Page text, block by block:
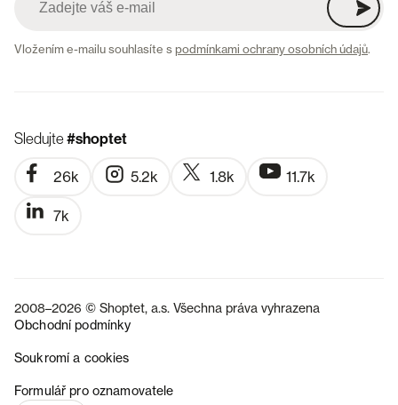
Vložením e-mailu souhlasíte spodmínkami ochrany osobních údajů.
Sledujte#shoptet
26k 5.2k 1.8k 11.7k
7k
2008–2026 © Shoptet, a.s. Všechna práva vyhrazena
Obchodní podmínky
Soukromí a cookies
Formulář pro oznamovatele